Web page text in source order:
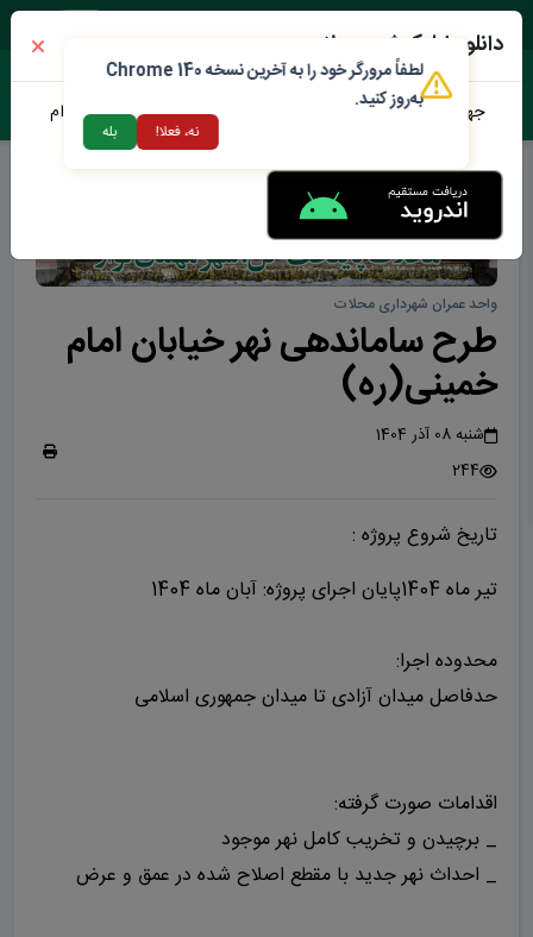
واحد عمران شهرداری محلات
طرح ساماندهی نهر خیابان امام
خمینی(ره)
شنبه 08 آذر 1404
244
تاریخ شروع پروژه :
تیر ماه 1404پایان اجرای پروژه: آبان ماه 1404
محدوده اجرا:
حدفاصل میدان آزادی تا میدان جمهوری اسلامی
اقدامات صورت گرفته:
_ برچیدن و تخریب کامل نهر موجود
_ احداث نهر جدید با مقطع اصلاح شده در عمق و عرض
دانلود اپلیکیشن محلات من
جهت دانلود نرم افزار محلات من می توانید از طریق لینک زیر اقدام
لطفاً مرورگر خود را به آخرین نسخه Chrome 140
به‌روز کنید.
نه، فعلا! بله